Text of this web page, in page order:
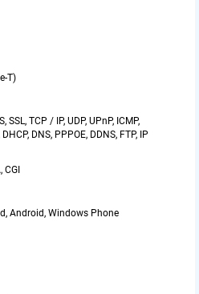
T)
TCP / IP, UDP, UPnP, ICMP,
DHCP, DNS, PPPOE, DDNS, FTP, IP
Android, Windows Phone